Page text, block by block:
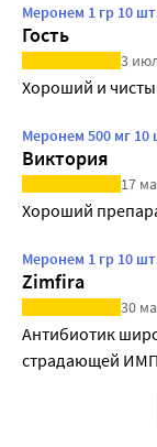
Меронем 1 гр 10
Гость
3
Хороший и
Меронем 500 мг
Виктория
17
Хороший
Меронем 1 гр 10
Zimfira
30
Антибиотик
страдающей